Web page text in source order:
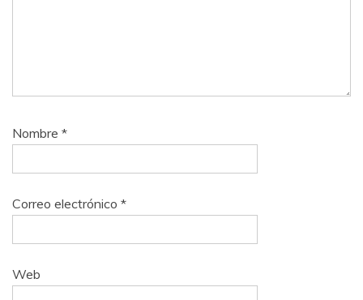
Nombre *
Correo electrónico *
Web